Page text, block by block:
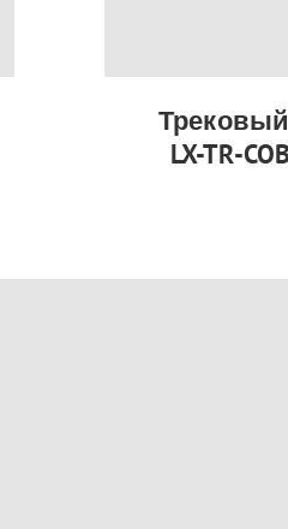
LX-TR-